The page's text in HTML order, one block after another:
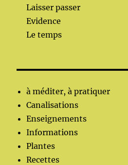
Laisser passer
Evidence
Le temps
à méditer, à pratiquer
Canalisations
Enseignements
Informations
Plantes
Recettes